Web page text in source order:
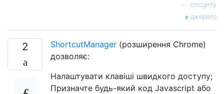
cmcginty
джерело
2 ShortcutManager (розширення Chrome)
дозволяє:
Налаштувати клавіші швидкого доступу;
Призначте будь-який код Javascript або